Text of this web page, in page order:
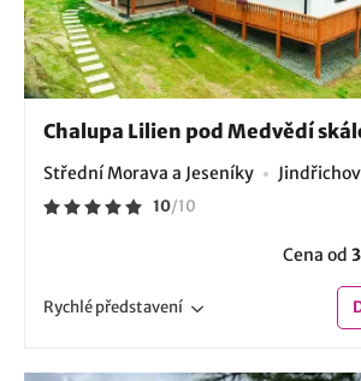
Chalupa Lilien pod Medvědí
Střední Morava a Jeseníky Jindřichov
10/10
Cena od
Rychlépředstavení